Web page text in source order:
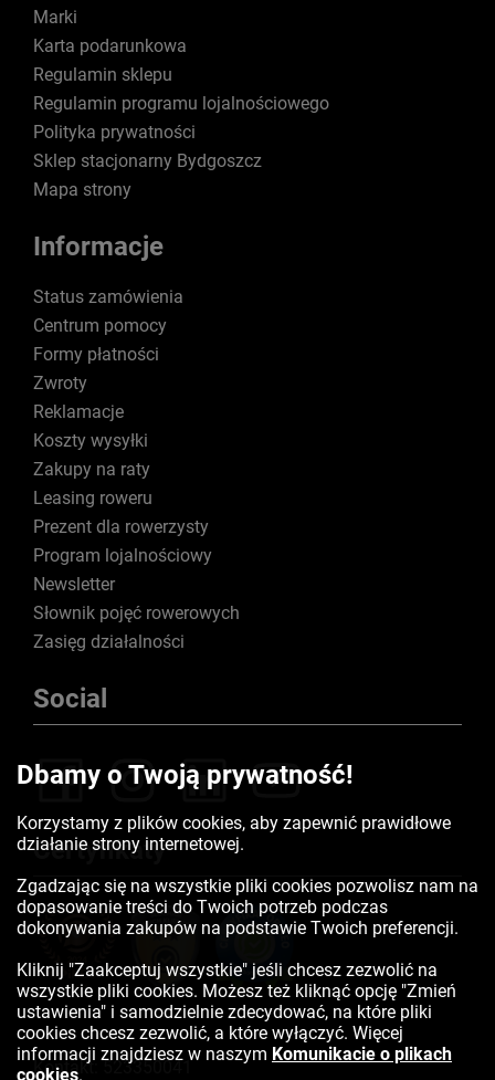
Marki
Karta podarunkowa
Regulamin sklepu
Regulamin programu lojalnościowego
Polityka prywatności
Sklep stacjonarny Bydgoszcz
Mapa strony
Informacje
Status zamówienia
Centrum pomocy
Formy płatności
Zwroty
Reklamacje
Koszty wysyłki
Zakupy na raty
Leasing roweru
Prezent dla rowerzysty
Program lojalnościowy
Newsletter
Słownik pojęć rowerowych
Zasięg działalności
Social
Certyfikaty
Kontakt:523350041
Dbamy o Twoją prywatność!
Korzystamy z plików cookies, aby zapewnić prawidłowe
działanie strony internetowej.
Zgadzając się na wszystkie pliki cookies pozwolisz nam na
dopasowanie treści do Twoich potrzeb podczas
dokonywania zakupów na podstawie Twoich preferencji.
Kliknij "Zaakceptuj wszystkie" jeśli chcesz zezwolić na
wszystkie pliki cookies. Możesz też kliknąć opcję "Zmień
ustawienia" i samodzielnie zdecydować, na które pliki
cookies chcesz zezwolić, a które wyłączyć. Więcej
informacji znajdziesz w naszym Komunikacie o plikach
cookies.